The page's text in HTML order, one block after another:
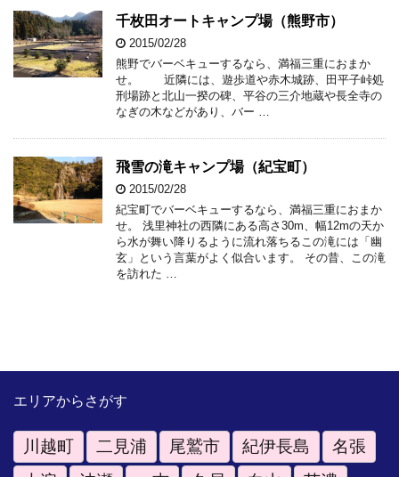
千枚田オートキャンプ場（熊野市）
2015/02/28
熊野でバーベキューするなら、満福三重におまか
せ。 近隣には、遊歩道や赤木城跡、田平子峠処
刑場跡と北山一揆の碑、平谷の三介地蔵や長全寺の
なぎの木などがあり、バー …
飛雪の滝キャンプ場（紀宝町）
2015/02/28
紀宝町でバーベキューするなら、満福三重におまか
せ。 浅里神社の西隣にある高さ30m、幅12mの天か
ら水が舞い降りるように流れ落ちるこの滝には「幽
玄」という言葉がよく似合います。 その昔、この滝
を訪れた …
エリアからさがす
川越町 二見浦 尾鷲市 紀伊長島
名張